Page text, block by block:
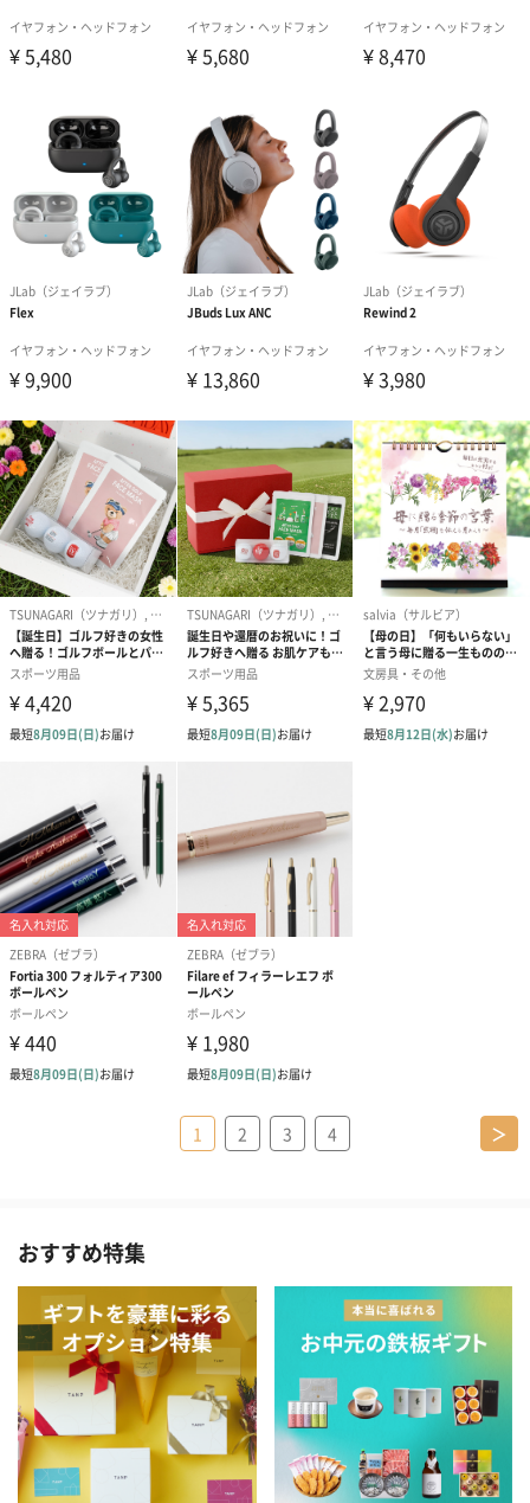
1 2 3 4 ＞
おすすめ特集